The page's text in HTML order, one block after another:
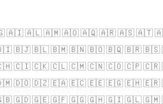
🇦🇬 🇦🇮 🇦🇱 🇦🇲 🇦🇴 🇦🇶 🇦🇷 🇦🇸 🇦🇹
🇧🇯 🇧🇱 🇧🇲 🇧🇳 🇧🇴 🇧🇶 🇧🇷 🇧🇸
🇨🇮 🇨🇰 🇨🇱 🇨🇲 🇨🇳 🇨🇴 🇨🇵 🇨🇷
🇩🇴 🇩🇿 🇪🇦 🇪🇨 🇪🇪 🇪🇬 🇪🇭 🇪🇷
🇬🇩 🇬🇪 🇬🇫 🇬🇬 🇬🇭 🇬🇮 🇬🇱 🇬🇲